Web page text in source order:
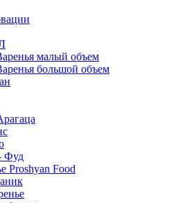
малый объем
большой объем
Фуд
Proshyan Food